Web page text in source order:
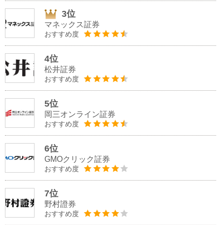
3位
マネックス証券
おすすめ度
4位
松井証券
おすすめ度
5位
岡三オンライン証券
おすすめ度
6位
GMOクリック証券
おすすめ度
7位
野村證券
おすすめ度